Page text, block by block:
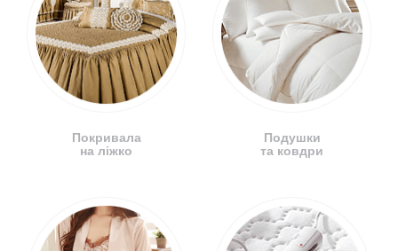
Покривала
на ліжко
Подушки
та ковдри